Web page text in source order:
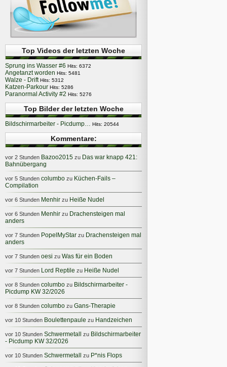
Top Videos der letzten Woche
Sprung ins Wasser #6 Hits: 6372
Angetanzt worden Hits: 5481
Walze - Drift Hits: 5312
Katzen-Parkour Hits: 5286
Paranormal Activity #2 Hits: 5276
Top Bilder der letzten Woche
Bildschirmarbeiter - Picdump… Hits: 20544
Kommentare:
vor 2 Stunden Bazoo2015 zu Das war knapp 421:
Bahnübergang
vor 5 Stunden columbo zu Küchen-Fails –
Compilation
vor 6 Stunden Menhir zu Heiße Nudel
vor 6 Stunden Menhir zu Drachensteigen mal
anders
vor 7 Stunden PopelMyStar zu Drachensteigen mal
anders
vor 7 Stunden oesi zu Was für ein Boden
vor 7 Stunden Lord Reptile zu Heiße Nudel
vor 8 Stunden columbo zu Bildschirmarbeiter -
Picdump KW 32/2026
vor 8 Stunden columbo zu Gans-Therapie
vor 10 Stunden Boulettenpaule zu Handzeichen
vor 10 Stunden Schwermetall zu Bildschirmarbeiter
- Picdump KW 32/2026
vor 10 Stunden Schwermetall zu P*nis Flops